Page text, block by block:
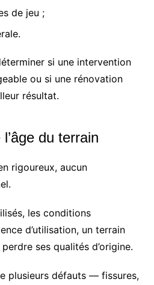
de jeu ;
si une intervention
ou si une rénovation
résultat.
du terrain
rigoureux, aucun
les conditions
d’utilisation, un terrain
ses qualités d’origine.
plusieurs défauts — fissures,